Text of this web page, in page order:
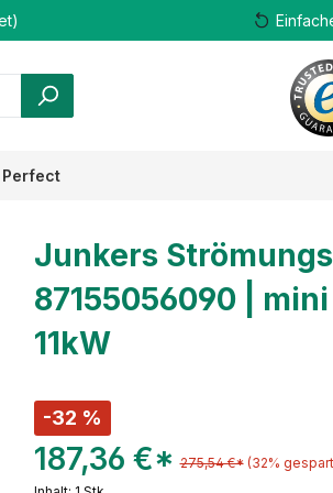
Perfect
Junkers
87155056090 | mini
11kW
-32 %
187,36 €* 275,54 €* (32%